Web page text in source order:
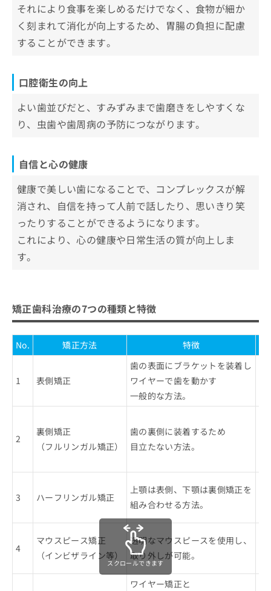
それにより食事を楽しめるだけでなく、食物が細か
く刻まれて消化が向上するため、胃腸の負担に配慮
することができます。
口腔衛生の向上
よい歯並びだと、すみずみまで歯磨きをしやすくな
り、虫歯や歯周病の予防につながります。
自信と心の健康
健康で美しい歯になることで、コンプレックスが解
消され、自信を持って人前で話したり、思いきり笑
ったりすることができるようになります。
これにより、心の健康や日常生活の質が向上しま
す。
矯正歯科治療の7つの種類と特徴
No. 矯正方法 特徴
1 表側矯正
歯の表面にブラケットを装着し
ワイヤーで歯を動かす
一般的な方法。
2
裏側矯正
（フルリンガル矯正）
歯の裏側に装着するため
目立たない方法。
3 ハーフリンガル矯正
上顎は表側、下顎は裏側矯正を
組み合わせる方法。
4
マウスピース矯正
（インビザライン等）
透明なマウスピースを使用し、
取り外しが可能。
ワイヤー矯正と
スクロールできます